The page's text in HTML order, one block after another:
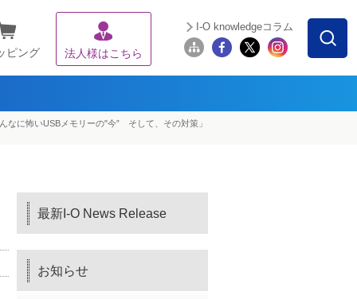
ピング 法人様はこちら
I-O knowledgeコラム
に怖いUSBメモリーの"今” そして、その対策」
最新I-O News Release
お知らせ